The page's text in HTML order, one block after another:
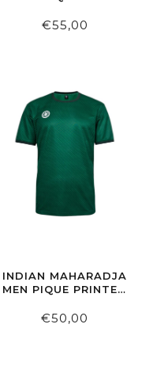
€55,00
INDIAN MAHARADJA
MEN PIQUE PRINTED
€50,00